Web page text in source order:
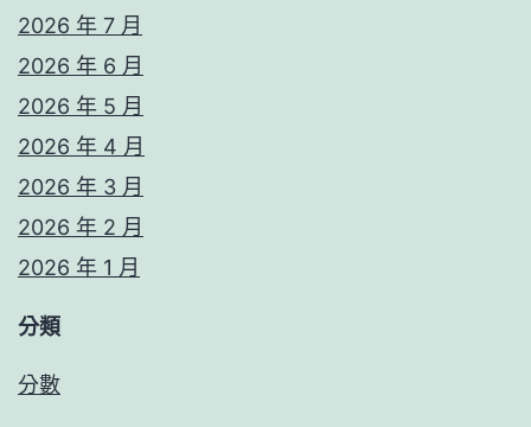
2026 年 7 月
2026 年 6 月
2026 年 5 月
2026 年 4 月
2026 年 3 月
2026 年 2 月
2026 年 1 月
分類
分數